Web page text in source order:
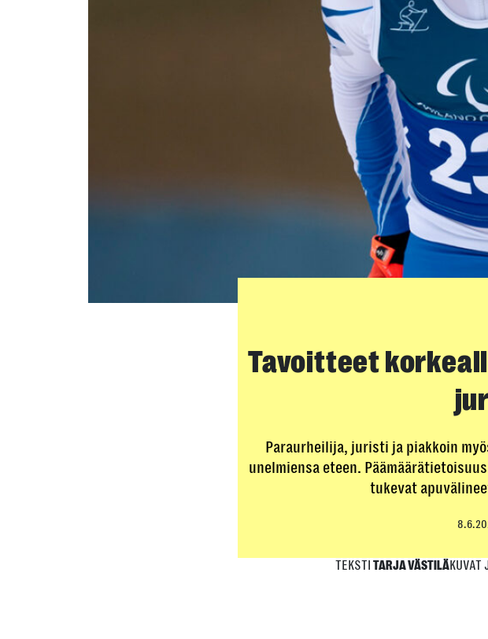
Tavoitteet
Paraurheilija, juristi ja piakkoin
unelmiensa eteen.
tukevat
TEKSTI TARJA VÄSTILÄKUVAT